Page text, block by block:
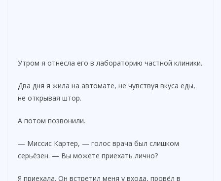
Утром я отнесла его в лабораторию частной клиники.
Два дня я жила на автомате, не чувствуя вкуса еды,
не открывая штор.
А потом позвонили.
— Миссис Картер, — голос врача был слишком
серьёзен. — Вы можете приехать лично?
Я приехала. Он встретил меня у входа, провёл в